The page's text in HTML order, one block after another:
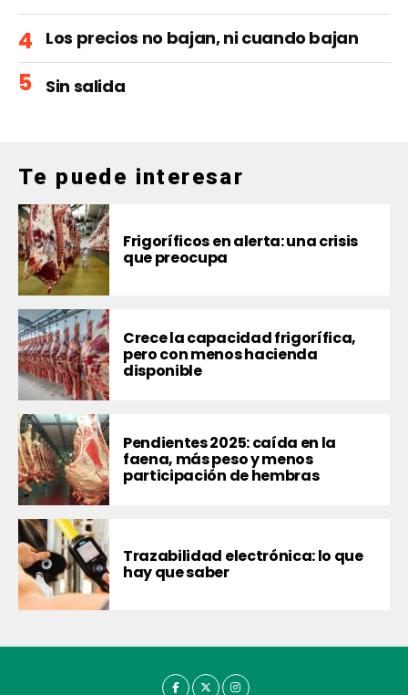
Los precios no bajan, ni cuando bajan
Sin salida
Te puede interesar
Frigoríficos en alerta: una crisis
que preocupa
Crece la capacidad frigorífica,
pero con menos hacienda
disponible
Pendientes 2025: caída en la
faena, más peso y menos
participación de hembras
Trazabilidad electrónica: lo que
hay que saber